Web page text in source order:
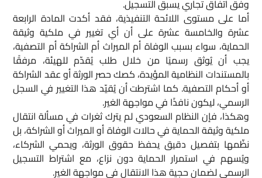
وفق اتفاق تجاري يسبق التسجيل.
أما على مستوى اللائحة التنفيذية، فقد أكدت المادة الرابعة
عشرة والخامسة عشرة على أن أي تغيير في ملكية وثيقة
الحماية، سواء بسبب الوفاة أم الميراث أم الشراكة أم التصفية،
يجب أن يُوثق رسميًا من خلال طلب يُقدّم للهيئة، مرفقًا
بالمستندات النظامية المؤيدة، كصك حصر الورثة أو عقد الشراكة
أو أحكام التصفية. كما اشترطت أن يُقيّد هذا التغيير في السجل
الرسمي، ليكون نافذًا في مواجهة الغير.
وهكذا، فإن النظام السعودي لم يترك ثغرات في مسألة انتقال
ملكية وثيقة الحماية في حالات الوفاة أو الميراث أو الشراكة، بل
نظّمها بتفصيل دقيق يحفظ حقوق الورثة، ويحمي الشركاء،
ويُسهم في استمرار الحماية دون نزاع، مع اشتراط التسجيل
الرسمي لضمان حجية هذا الانتقال في مواجهة الغير.